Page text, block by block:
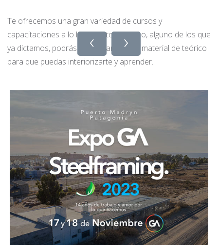
Te ofrecemos una gran variedad de cursos y
capacitaciones a lo largo de todo el año, alguno de los que
ya dictamos, podrás encontrar todo el material de teórico
para que puedas interiorizarte y aprender.
‹ ›